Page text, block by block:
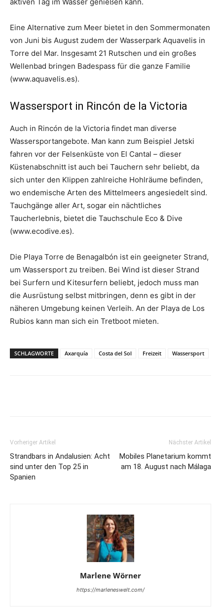
aktiven Tag im Wasser genießen kann.
Eine Alternative zum Meer bietet in den Sommermonaten
von Juni bis August zudem der Wasserpark Aquavelis in
Torre del Mar. Insgesamt 21 Rutschen und ein großes
Wellenbad bringen Badespass für die ganze Familie
(www.aquavelis.es).
Wassersport in Rincón de la Victoria
Auch in Rincón de la Victoria findet man diverse
Wassersportangebote. Man kann zum Beispiel Jetski
fahren vor der Felsenküste von El Cantal – dieser
Küstenabschnitt ist auch bei Tauchern sehr beliebt, da
sich unter den Klippen zahlreiche Hohlräume befinden,
wo endemische Arten des Mittelmeers angesiedelt sind.
Tauchgänge aller Art, sogar ein nächtliches
Taucherlebnis, bietet die Tauchschule Eco & Dive
(www.ecodive.es).
Die Playa Torre de Benagalbón ist ein geeigneter Strand,
um Wassersport zu treiben. Bei Wind ist dieser Strand
bei Surfern und Kitesurfern beliebt, jedoch muss man
die Ausrüstung selbst mitbringen, denn es gibt in der
näheren Umgebung keinen Verleih. An der Playa de Los
Rubios kann man sich ein Tretboot mieten.
SCHLAGWORTE Axarquía Costa del Sol Freizeit Wassersport
Vorheriger Artikel
Strandbars in Andalusien: Acht
sind unter den Top 25 in
Spanien
Nächster Artikel
Mobiles Planetarium kommt
am 18. August nach Málaga
Marlene Wörner
https://marleneswelt.com/